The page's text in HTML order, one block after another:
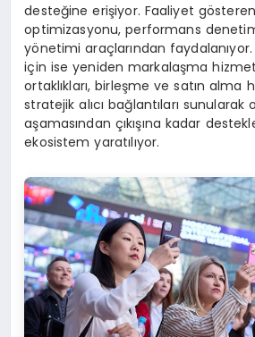
desteğine erişiyor. Faaliyet
optimizasyonu, performans
yönetimi araçlarından
için ise yeniden markalaşma
ortaklıkları, birleşme ve satın alma
stratejik alıcı bağlantıları sunularak
aşamasından çıkışına kadar
ekosistem yaratılıyor.